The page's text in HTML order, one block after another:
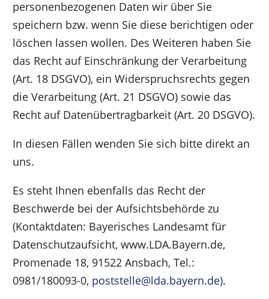
personenbezogenen Daten wir über Sie
speichern bzw. wenn Sie diese berichtigen oder
löschen lassen wollen. Des Weiteren haben Sie
das Recht auf Einschränkung der Verarbeitung
(Art. 18 DSGVO), ein Widerspruchsrechts gegen
die Verarbeitung (Art. 21 DSGVO) sowie das
Recht auf Datenübertragbarkeit (Art. 20 DSGVO).
In diesen Fällen wenden Sie sich bitte direkt an
uns.
Es steht Ihnen ebenfalls das Recht der
Beschwerde bei der Aufsichtsbehörde zu
(Kontaktdaten: Bayerisches Landesamt für
Datenschutzaufsicht, www.LDA.Bayern.de,
Promenade 18, 91522 Ansbach, Tel.:
0981/180093-0, poststelle@lda.bayern.de).